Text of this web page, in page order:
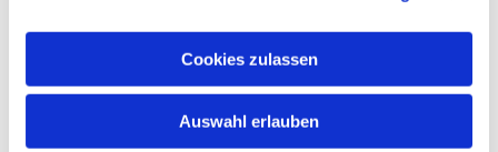
Cookies zulassen
Auswahl erlauben